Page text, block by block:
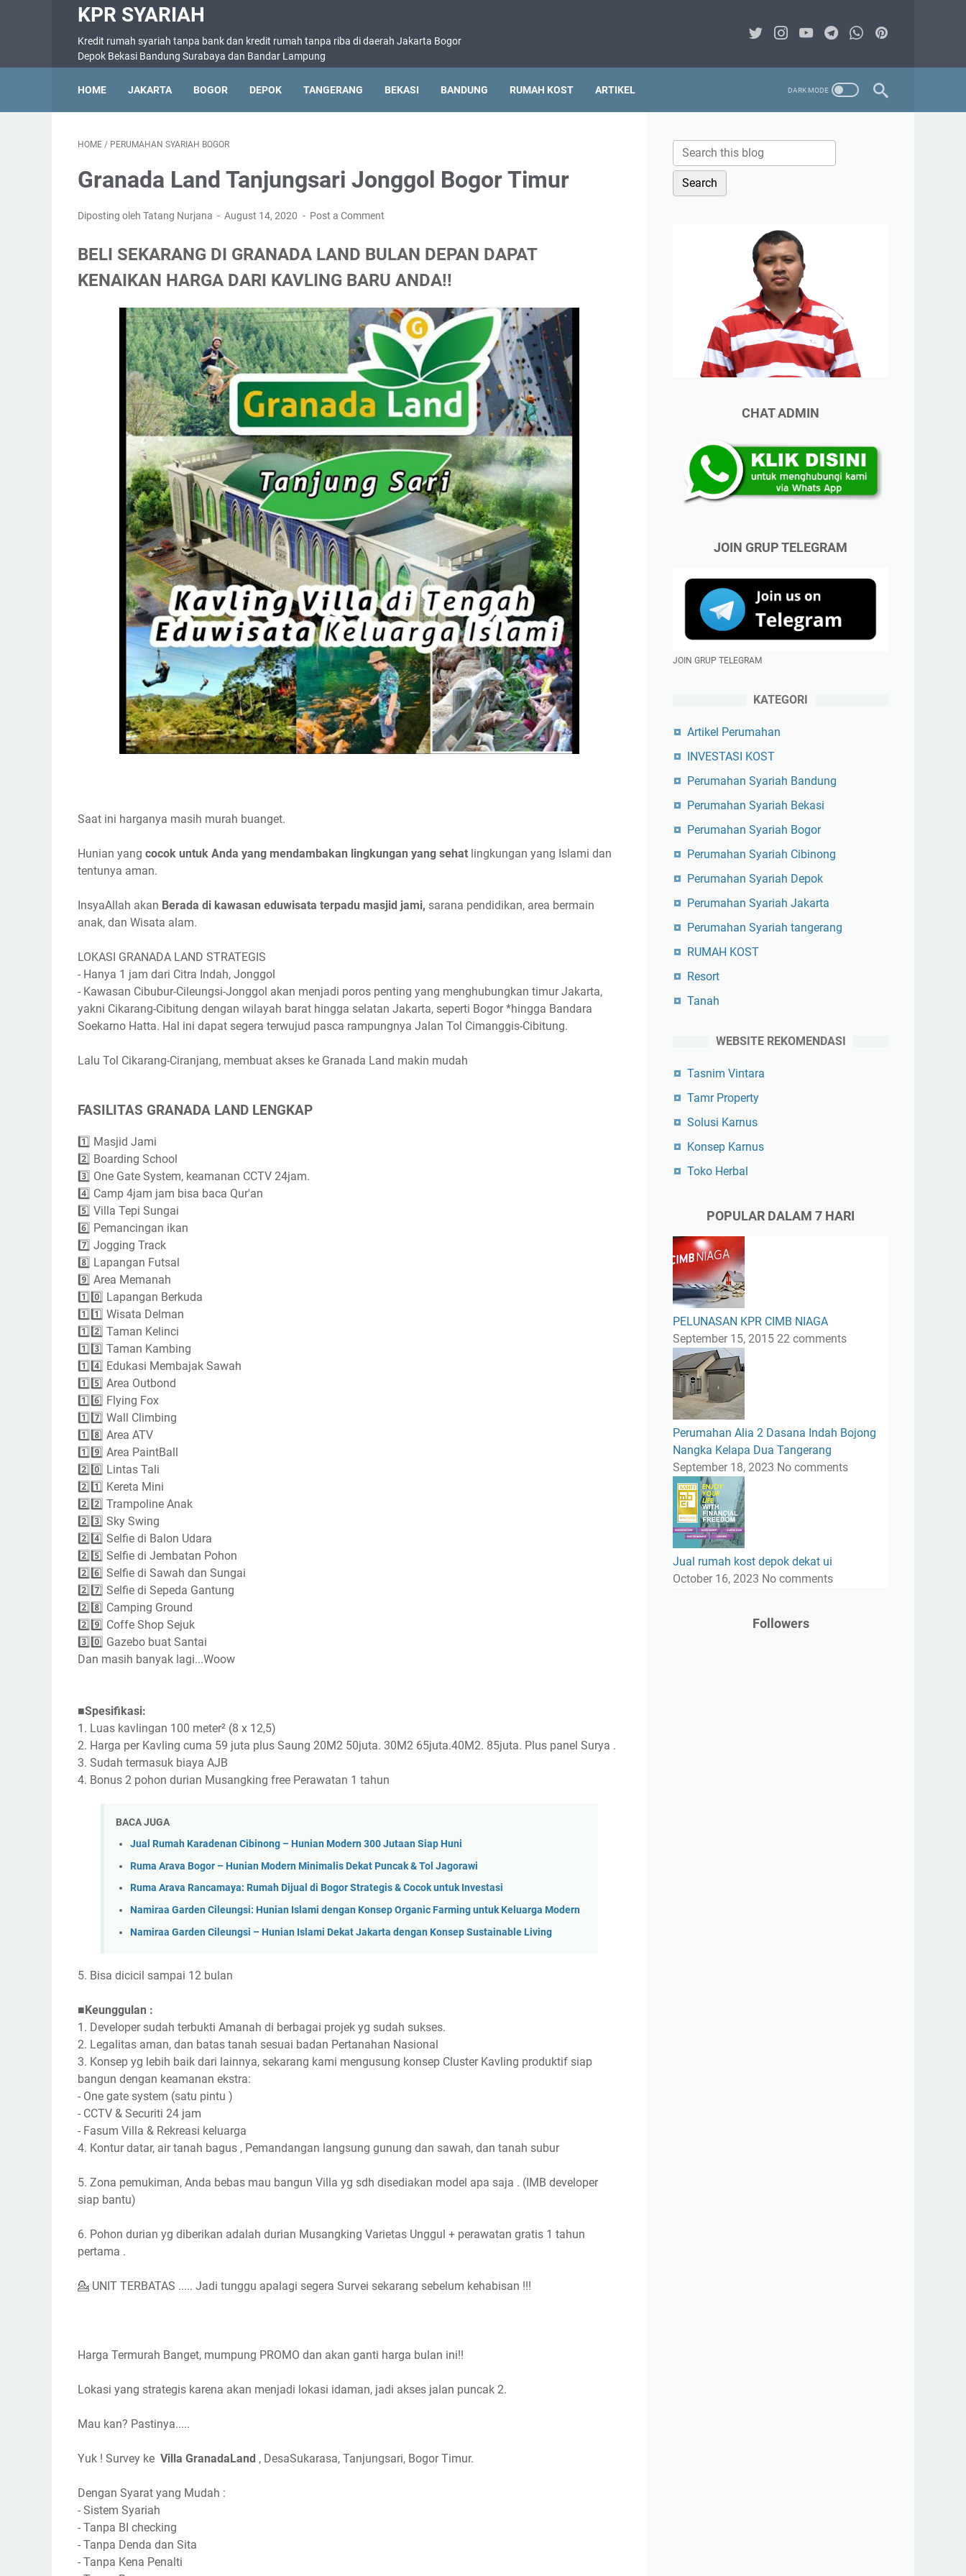
KPR SYARIAH
Kredit rumah syariah tanpa bank dan kredit rumah tanpa riba di daerah Jakarta Bogor
Depok Bekasi Bandung Surabaya dan Bandar Lampung
HOME JAKARTA BOGOR DEPOK TANGERANG BEKASI BANDUNG RUMAH KOST ARTIKEL
HOME / PERUMAHAN SYARIAH BOGOR
Granada Land Tanjungsari Jonggol Bogor Timur
Diposting oleh Tatang Nurjana August 14, 2020 Post a Comment
BELI SEKARANG DI GRANADA LAND BULAN DEPAN DAPAT
KENAIKAN HARGA DARI KAVLING BARU ANDA!!
Saat ini harganya masih murah buanget.
Hunian yang cocok untuk Anda yang mendambakan lingkungan yang sehat lingkungan yang Islami dan
tentunya aman.
InsyaAllah akan Berada di kawasan eduwisata terpadu masjid jami, sarana pendidikan, area bermain
anak, dan Wisata alam.
LOKASI GRANADA LAND STRATEGIS
- Hanya 1 jam dari Citra Indah, Jonggol
- Kawasan Cibubur-Cileungsi-Jonggol akan menjadi poros penting yang menghubungkan timur Jakarta,
yakni Cikarang-Cibitung dengan wilayah barat hingga selatan Jakarta, seperti Bogor *hingga Bandara
Soekarno Hatta. Hal ini dapat segera terwujud pasca rampungnya Jalan Tol Cimanggis-Cibitung.
Lalu Tol Cikarang-Ciranjang, membuat akses ke Granada Land makin mudah
FASILITAS GRANADA LAND LENGKAP
1️⃣ Masjid Jami
2️⃣ Boarding School
3️⃣ One Gate System, keamanan CCTV 24jam.
4️⃣ Camp 4jam jam bisa baca Qur'an
5️⃣ Villa Tepi Sungai
6️⃣ Pemancingan ikan
7️⃣ Jogging Track
8️⃣ Lapangan Futsal
9️⃣ Area Memanah
1️⃣0️⃣ Lapangan Berkuda
1️⃣1️⃣ Wisata Delman
1️⃣2️⃣ Taman Kelinci
1️⃣3️⃣ Taman Kambing
1️⃣4️⃣ Edukasi Membajak Sawah
1️⃣5️⃣ Area Outbond
1️⃣6️⃣ Flying Fox
1️⃣7️⃣ Wall Climbing
1️⃣8️⃣ Area ATV
1️⃣9️⃣ Area PaintBall
2️⃣0️⃣ Lintas Tali
2️⃣1️⃣ Kereta Mini
2️⃣2️⃣ Trampoline Anak
2️⃣3️⃣ Sky Swing
2️⃣4️⃣ Selfie di Balon Udara
2️⃣5️⃣ Selfie di Jembatan Pohon
2️⃣6️⃣ Selfie di Sawah dan Sungai
2️⃣7️⃣ Selfie di Sepeda Gantung
2️⃣8️⃣ Camping Ground
2️⃣9️⃣ Coffe Shop Sejuk
3️⃣0️⃣ Gazebo buat Santai
Dan masih banyak lagi...Woow
■Spesifikasi:
1. Luas kavlingan 100 meter² (8 x 12,5)
2. Harga per Kavling cuma 59 juta plus Saung 20M2 50juta. 30M2 65juta.40M2. 85juta. Plus panel Surya .
3. Sudah termasuk biaya AJB
4. Bonus 2 pohon durian Musangking free Perawatan 1 tahun
BACA JUGA
Jual Rumah Karadenan Cibinong – Hunian Modern 300 Jutaan Siap Huni
Ruma Arava Bogor – Hunian Modern Minimalis Dekat Puncak & Tol Jagorawi
Ruma Arava Rancamaya: Rumah Dijual di Bogor Strategis & Cocok untuk Investasi
Namiraa Garden Cileungsi: Hunian Islami dengan Konsep Organic Farming untuk Keluarga Modern
Namiraa Garden Cileungsi – Hunian Islami Dekat Jakarta dengan Konsep Sustainable Living
5. Bisa dicicil sampai 12 bulan
■Keunggulan :
1. Developer sudah terbukti Amanah di berbagai projek yg sudah sukses.
2. Legalitas aman, dan batas tanah sesuai badan Pertanahan Nasional
3. Konsep yg lebih baik dari lainnya, sekarang kami mengusung konsep Cluster Kavling produktif siap
bangun dengan keamanan ekstra:
- One gate system (satu pintu )
- CCTV & Securiti 24 jam
- Fasum Villa & Rekreasi keluarga
4. Kontur datar, air tanah bagus , Pemandangan langsung gunung dan sawah, dan tanah subur
5. Zona pemukiman, Anda bebas mau bangun Villa yg sdh disediakan model apa saja . (IMB developer
siap bantu)
6. Pohon durian yg diberikan adalah durian Musangking Varietas Unggul + perawatan gratis 1 tahun
pertama .
💁 UNIT TERBATAS ..... Jadi tunggu apalagi segera Survei sekarang sebelum kehabisan !!!
Harga Termurah Banget, mumpung PROMO dan akan ganti harga bulan ini!!
Lokasi yang strategis karena akan menjadi lokasi idaman, jadi akses jalan puncak 2.
Mau kan? Pastinya.....
Yuk ! Survey ke Villa GranadaLand , DesaSukarasa, Tanjungsari, Bogor Timur.
Dengan Syarat yang Mudah :
- Sistem Syariah
- Tanpa BI checking
- Tanpa Denda dan Sita
- Tanpa Kena Penalti
CHAT ADMIN
JOIN GRUP TELEGRAM
JOIN GRUP TELEGRAM
KATEGORI
Artikel Perumahan
INVESTASI KOST
Perumahan Syariah Bandung
Perumahan Syariah Bekasi
Perumahan Syariah Bogor
Perumahan Syariah Cibinong
Perumahan Syariah Depok
Perumahan Syariah Jakarta
Perumahan Syariah tangerang
RUMAH KOST
Resort
Tanah
WEBSITE REKOMENDASI
Tasnim Vintara
Tamr Property
Solusi Karnus
Konsep Karnus
Toko Herbal
POPULAR DALAM 7 HARI
PELUNASAN KPR CIMB NIAGA
September 15, 2015 22 comments
Perumahan Alia 2 Dasana Indah Bojong
Nangka Kelapa Dua Tangerang
September 18, 2023 No comments
Jual rumah kost depok dekat ui
October 16, 2023 No comments
Followers